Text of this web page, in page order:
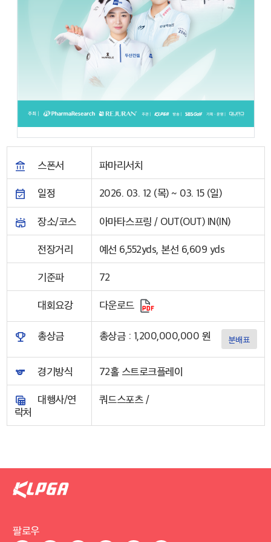
스폰서 파마리서치
일정 2026. 03. 12 (목) ~ 03. 15 (일)
장소/코스 아마타스프링 / OUT(OUT) IN(IN)
전장거리 예선 6,552yds, 본선 6,609 yds
기준파 72
대회요강 다운로드
총상금 총상금 : 1,200,000,000 원 분배표
경기방식 72홀 스트로크플레이
대행사/연
락처
쿼드스포츠 /
팔로우